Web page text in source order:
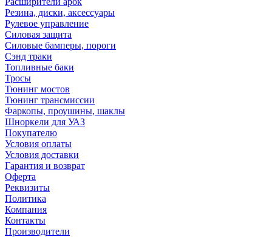
Резина, диски, аксессуары
Рулевое управление
Силовая защита
Силовые бамперы, пороги
Сэнд траки
Топливные баки
Тросы
Тюнинг мостов
Тюнинг трансмиссии
Фаркопы, проушины, шаклы
Шноркели для УАЗ
Покупателю
Условия оплаты
Условия доставки
Гарантия и возврат
Оферта
Реквизиты
Политика
Компания
Контакты
Производители